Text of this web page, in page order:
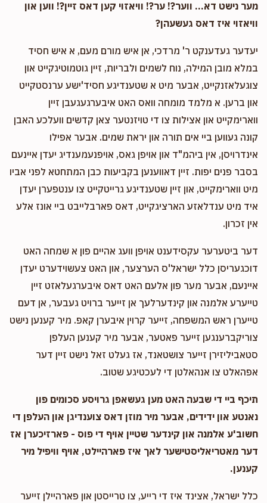
מער נישט דא... ווער?! ער?! וויאזוי קען דאס זיין?! ווען און
וויאזוי איז דאס געשעהן?
יעדער געדענקט ר' מרדכי, אן איש מורם מעם, א איש חסיד
במלא מובן המילה, נוח לשמים ולבריות, זיין גוטמוטיגקייט און
צוגעלאזנקייט, אבער מיט א שטענדיגע חסיד'ישע ערנסטקייט
און ברען. א מלמד מומחה וואס האט איבערגעגעבן זיין
ווארימקייט און אצילות צו די טויזנטער צאן קדשים וועלכע האבן
קונה געווען ביי אים תורה און יראת שמים. אבער אפילו
אינדרויסן, אין ביהמ"ד און אויפן גאס, אויפנעמענדיג יעדן איינעם
בסבר פנים יפות. זיין דאווענען בקביעות כבן המתחטא לפני אביו
מיט ווארימקייט, און זיין שטענדיגע גרייטקייט צו ענטפערן יעדן
איד מיט ענדלאזע הארציגקייט, דאס פארבלייבט ביי אונז אלע
אין זכרון.
דער ביטערער עקסידענט אויפן וועג אהיים פון א שמחה האט
דוכגעריסן כלל ישראל'ס הערצער, און האט צעשוידערט יעדן
איינעם, אבער מער פון אלעם האט דאס איבערגעלאזט זיין
טייערע אלמנה און קינדערלעך אן זייער ברויט געבער, אן דעם
טייערן ראש המשפחה, זייער קרוין איבערן קאפ. מיר קענען נישט
צוריקברענגען זייער פאטער, אבער מיר קענען העלפן
סטאביליזירן זייער צושטאנד, אז געלט זאל נישט זיין דער
אפהאלט צו אנהאלטן די לעכטיגע שטוב.
תיכף ביי די שבעה האט מען געשאפן גרויסע סכומים פון
נאנטע און ידידים, אבער מיר מוזן דאס צוענדיגן און העלפן די
חשוב'ע אלמנה און קינדער שטיין אויף די פוס - פארזיכערן אז
דער מאטריאליסטישער לאך איז פארהיילט, אויף וויפיל מיר
קענען.
כלל ישראל, אצינד איז די רייע, צו טרייסטן און פארהיילן זייער